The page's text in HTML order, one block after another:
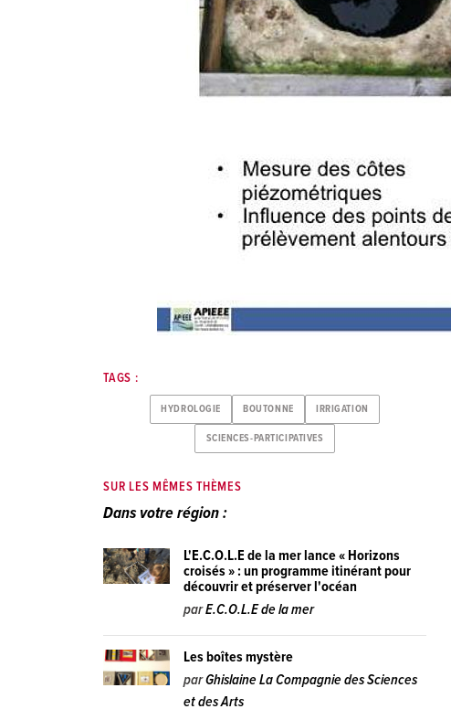
TAGS :
HYDROLOGIE BOUTONNE IRRIGATION
SCIENCES-PARTICIPATIVES
SUR LES MÊMES THÈMES
Dans votre région :
L'E.C.O.L.E de la mer lance « Horizons
croisés » : un programme itinérant pour
découvrir et préserver l'océan
parE.C.O.L.E de la mer
Les boîtes mystère
parGhislaine La Compagnie des Sciences
et des Arts